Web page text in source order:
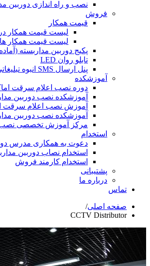
نصب و راه اندازی دوربین مداربسته
لیست قیمت همکار درب برقی
لیست قیمت همکار هارد دیسک
پکیج دوربین مداربسته (آماده نصب)
دوره نصب اعلام سرقت اماکن در مشهد
آموزشکده نصب دوربین مداربسته در مشهد
آموزش نصب اعلام سرقت اماکن در شیراز
آموزشکده نصب دوربین مداربسته در شیراز
مرکز آموزش تخصصی نصب درب برقی
دعوت به همکاری مدرس دوره های آموزشی
استخدام نصاب دوربین مداربسته و …
استخدام کارمند فروش